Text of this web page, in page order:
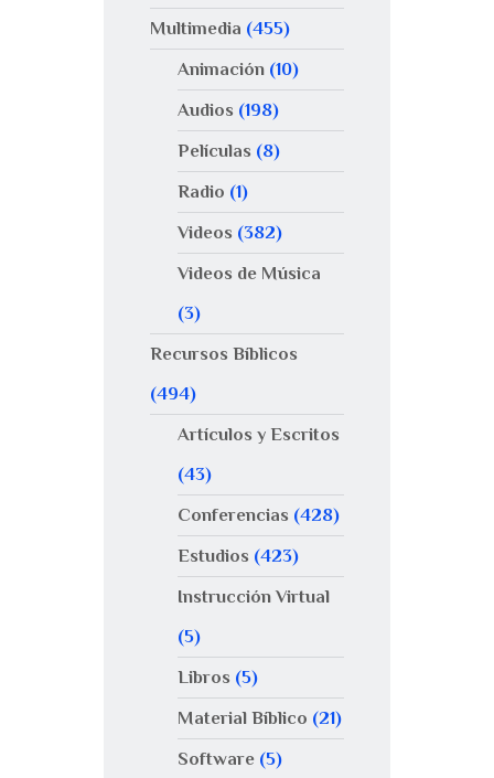
Multimedia (455)
Animación(10)
Audios (198)
Películas (8)
Radio (1)
Videos (382)
Videos de Música
(3)
Recursos Bíblicos
(494)
Artículos y Escritos
(43)
Conferencias (428)
Estudios (423)
Instrucción Virtual
(5)
Libros (5)
Material Bíblico (21)
Software(5)